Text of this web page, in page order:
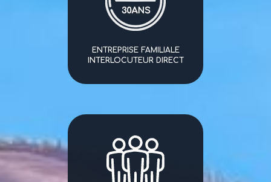
ENTREPRISE FAMILIALE
INTERLOCUTEUR DIRECT